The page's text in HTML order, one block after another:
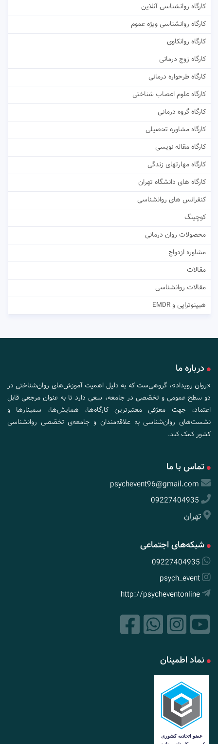
کارگاه روانشناسی آنلاین
کارگاه روانشناسی ویژه عموم
کارگاه روانکاوی
کارگاه زوج درمانی
کارگاه طرحواره درمانی
کارگاه علوم اعصاب شناختی
کارگاه گروه درمانی
کارگاه مشاوره تحصیلی
کارگاه مقاله نویسی
کارگاه مهارتهای زندگی
کارگاه های دانشگاه تهران
کنفرانس های روانشناسی
کوچینگ
محصولات روان درمانی
مشاوره ازدواج
مقالات
مقالات روانشناسی
هیپنوتراپی و EMDR
درباره ما
«روان رویداد»، گروهی‌ست که به دلیل اهمیت آموزش‌های روان‌شناختی در
دو سطح عمومی و تخصّصی در جامعه، سعی دارد تا به عنوان مرجعی قابل
اعتماد، جهت معرّفی معتبرترین کارگاه‌ها، همایش‌ها، سمینارها و
نشست‌های روان‌شناسی به علاقه‌مندان و جامعه‌ی تخصّصی روانشناسی
کشور کمک کند.
تماس با ما
psychevent96@gmail.com
09227404935
تهران
شبکه‌های اجتماعی
09227404935
psych_event
http://psycheventonline
نماد اطمینان